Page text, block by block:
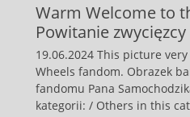
Warm Welcome to
Powitanie zwycięzcy
19.06.2024 This picture
Wheels fandom. Obrazek
fandomu Pana
kategorii: / Others in this